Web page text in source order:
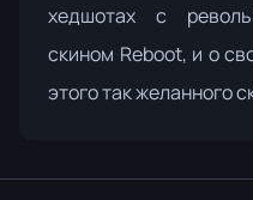
хедшотах с
скином Reboot, и о
этого так желанного